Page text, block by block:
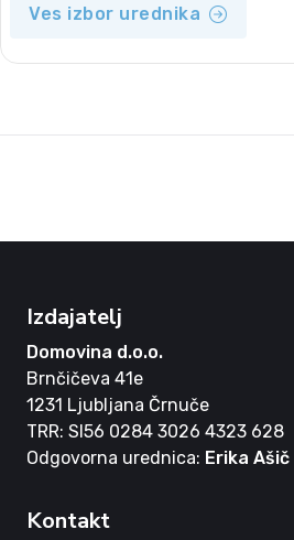
Ves izbor urednika
Izdajatelj
Domovina d.o.o.
Brnčičeva 41e
1231 Ljubljana Črnuče
TRR: SI56 0284 3026 4323 628
Odgovorna urednica: Erika Ašič
Kontakt